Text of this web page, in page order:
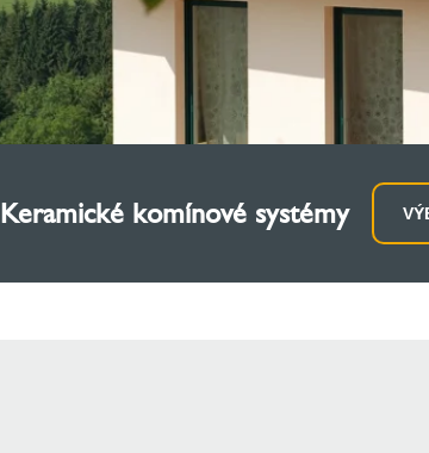
Keramické komínové systémy